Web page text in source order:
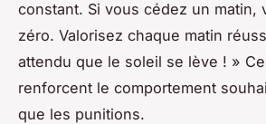
constant. Si vous cédez un matin,
zéro. Valorisez chaque matin
attendu que le soleil se lève ! »
renforcent le comportement
que les punitions.